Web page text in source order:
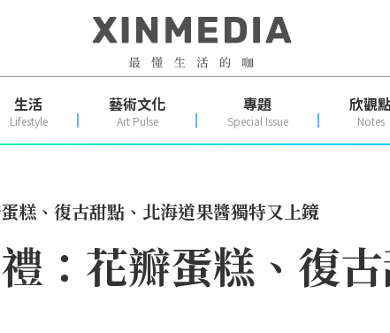
生活
Lifestyle
藝術文化
Art Pulse
專題
Special Issue
欣觀
Notes
糕、復古甜點、北海道果醬獨特又上鏡
：花瓣蛋糕、復